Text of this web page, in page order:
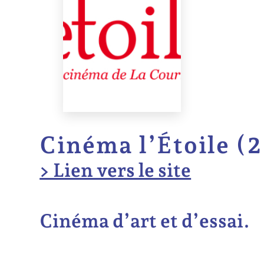
Cinéma l’Étoile
> Lien vers le site
Cinéma d’art et d’essai.